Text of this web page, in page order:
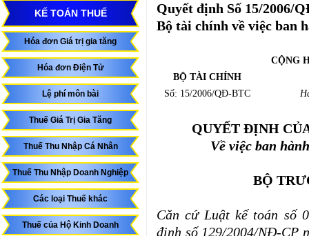
KẾ TOÁN THUẾ
Hóa đơn Giá trị gia tăng
Hóa đơn Điện Tử
Lệ phí môn bài
Thuế Giá Trị Gia Tăng
Thuế Thu Nhập Cá Nhân
Thuế Thu Nhập Doanh Nghiệp
Các loại Thuế khác
Thuế của Hộ Kinh Doanh
Quyết định Số 15/2006/
Bộ tài chính về việc ban
CỘNG
BỘ TÀI CHÍNH
Số: 15/2006/QĐ-BTC
QUYẾT ĐỊNH
Về việc ban
BỘ
Căn cứ Luật kế toán số
định số 129/2004/NĐ-CP